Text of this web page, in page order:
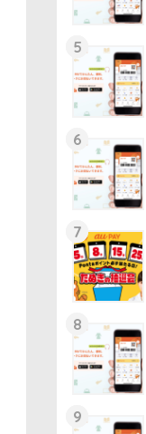
5
6
7
8
9